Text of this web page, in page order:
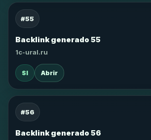
#55
Backlink generado 55
1c-ural.ru
SI Abrir
#56
Backlink generado 56